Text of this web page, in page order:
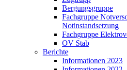
Bergungsgruppe
Fachgruppe
Notinstandsetzung
Fachgruppe
OV Stab
Berichte
Informationen 2023